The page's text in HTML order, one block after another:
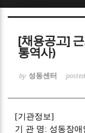
[채용공고]
통역사)
by 성동센터 posted
[기관정보]
기 관 명 : 성동장애